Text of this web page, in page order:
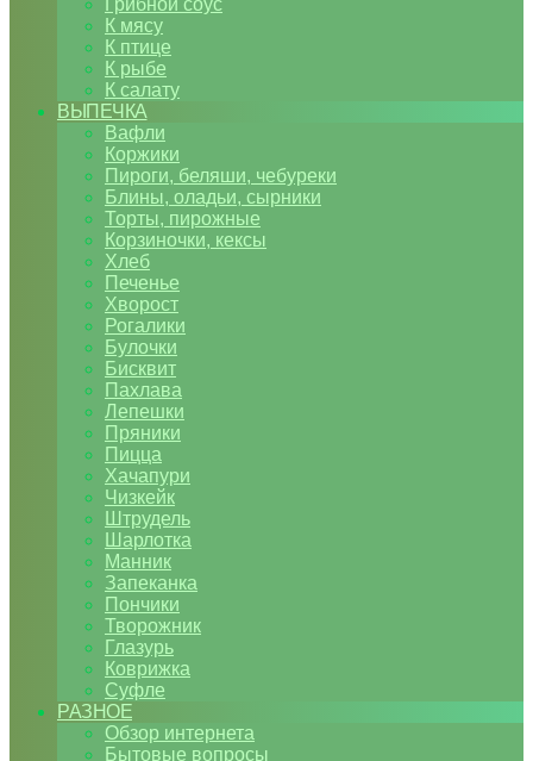
Грибной соус
К мясу
К птице
К рыбе
К салату
ВЫПЕЧКА
Вафли
Коржики
Пироги, беляши, чебуреки
Блины, оладьи, сырники
Торты, пирожные
Корзиночки, кексы
Хлеб
Печенье
Хворост
Рогалики
Булочки
Бисквит
Пахлава
Лепешки
Пряники
Пицца
Хачапури
Чизкейк
Штрудель
Шарлотка
Манник
Запеканка
Пончики
Творожник
Глазурь
Коврижка
Суфле
РАЗНОЕ
Обзор интернета
Бытовые вопросы